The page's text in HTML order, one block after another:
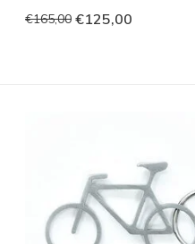
€165,00 €125,00